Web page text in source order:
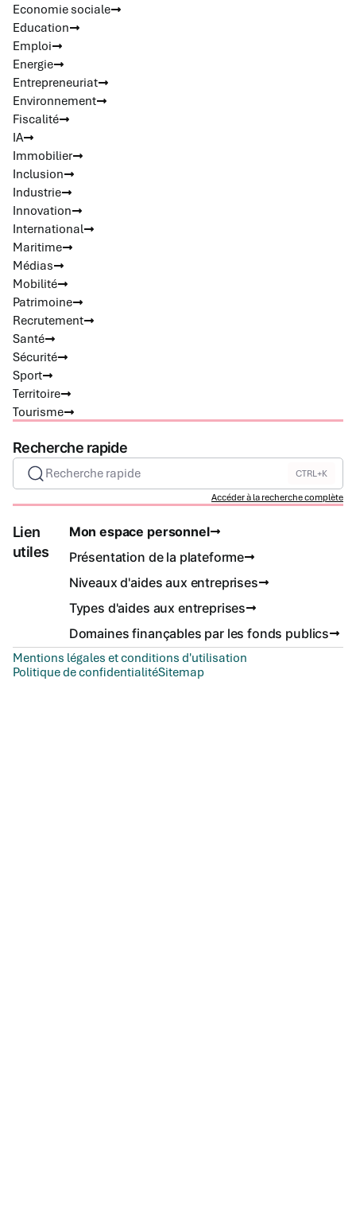
Economie sociale
Education
Emploi
Energie
Entrepreneuriat
Environnement
Fiscalité
IA
Immobilier
Inclusion
Industrie
Innovation
International
Maritime
Médias
Mobilité
Patrimoine
Recrutement
Santé
Sécurité
Sport
Territoire
Tourisme
Recherche rapide
Recherche rapide CTRL+K
Accéder à la recherche complète
Lien
utiles
Mon espace personnel
Présentation de la plateforme
Niveaux d'aides aux entreprises
Types d'aides aux entreprises
Domaines finançables par les fonds publics
Mentions légales et conditions d'utilisation
Politique de confidentialitéSitemap